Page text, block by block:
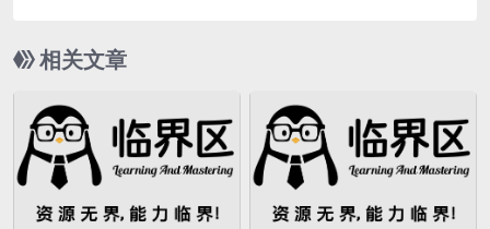
相关文章